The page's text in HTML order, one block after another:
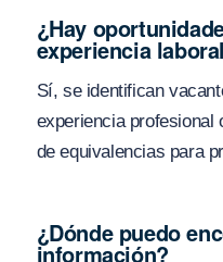
¿Hay
experiencia
Sí, se identifican
experiencia profesional
de equivalencias para
¿Dónde puedo
información?